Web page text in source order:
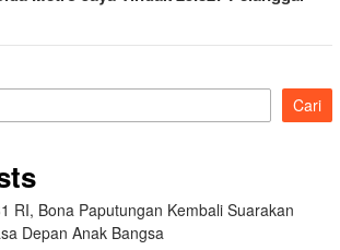
Cari
RI, Bona Paputungan Kembali Suarakan
Depan Anak Bangsa